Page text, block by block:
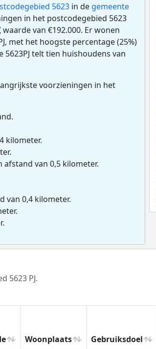
5623 in de gemeente
in het postcodegebied 5623
waarde van €192.000. Er wonen
met het hoogste percentage (25%)
telt tien huishoudens van
voorzieningen in het
kilometer.
van 0,5 kilometer.
van 0,4 kilometer.
5623 PJ.
Woonplaats Gebruiksdoel